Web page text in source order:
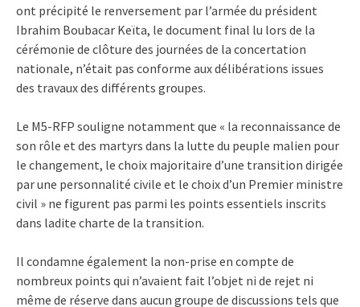
ont précipité le renversement par l’armée du président
Ibrahim Boubacar Keïta, le document final lu lors de la
cérémonie de clôture des journées de la concertation
nationale, n’était pas conforme aux délibérations issues
des travaux des différents groupes.
Le M5-RFP souligne notamment que « la reconnaissance de
son rôle et des martyrs dans la lutte du peuple malien pour
le changement, le choix majoritaire d’une transition dirigée
par une personnalité civile et le choix d’un Premier ministre
civil » ne figurent pas parmi les points essentiels inscrits
dans ladite charte de la transition.
Il condamne également la non-prise en compte de
nombreux points qui n’avaient fait l’objet ni de rejet ni
même de réserve dans aucun groupe de discussions tels que